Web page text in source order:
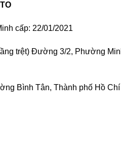
cấp: 22/01/2021
trệt) Đường 3/2, Phường
Bình Tân, Thành phố Hồ Chí